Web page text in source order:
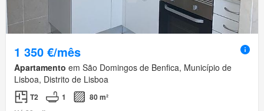
1 350 €/mês
Apartamento em São Domingos de Benfica, Município de
Lisboa, Distrito de Lisboa
T2 1
80 m²